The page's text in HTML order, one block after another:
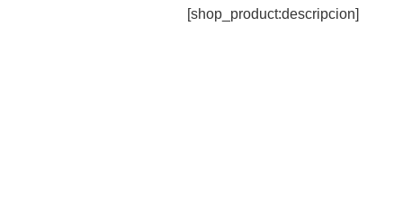
[shop_product:descripcion]